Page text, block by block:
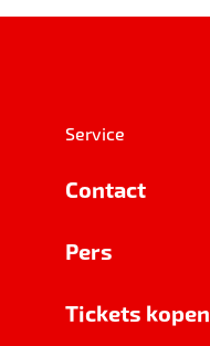
Service
Contact
Pers
Tickets kopen